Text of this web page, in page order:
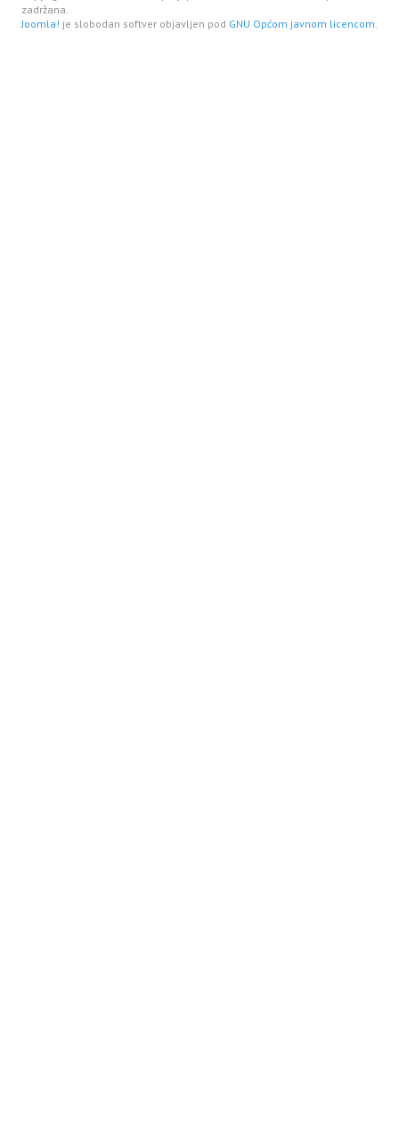
zadržana.
Joomla! je slobodan softver objavljen pod GNU Općom javnom licencom.